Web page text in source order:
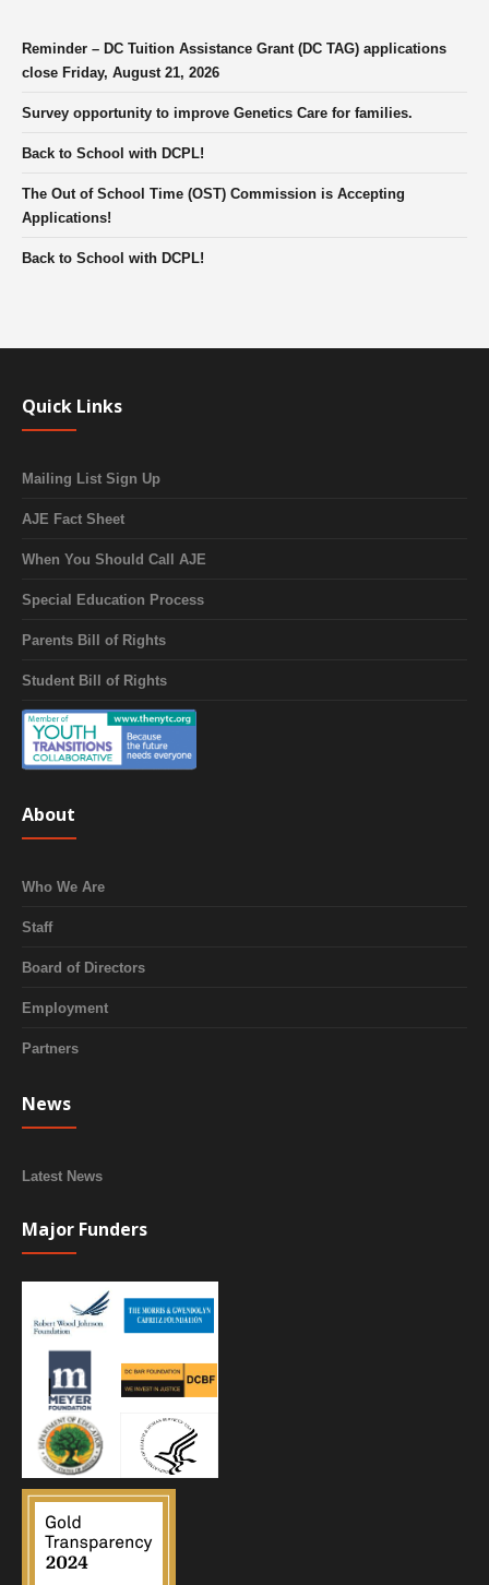
Reminder – DC Tuition Assistance Grant (DC TAG) applications
close Friday, August 21, 2026
Survey opportunity to improve Genetics Care for families.
Back to School with DCPL!
The Out of School Time (OST) Commission is Accepting
Applications!
Back to School with DCPL!
Quick Links
Mailing List Sign Up
AJE Fact Sheet
When You Should Call AJE
Special Education Process
Parents Bill of Rights
Student Bill of Rights
About
Who We Are
Staff
Board of Directors
Employment
Partners
News
Latest News
Major Funders